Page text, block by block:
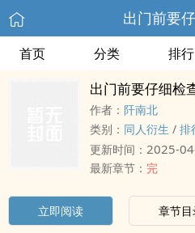
出门前要
首页 分类 排行
出门前要仔细检
作者： 阡南北
类别： 同人衍生 / 排
更新时间： 2025-
最新章节： 完
立即阅读 章节